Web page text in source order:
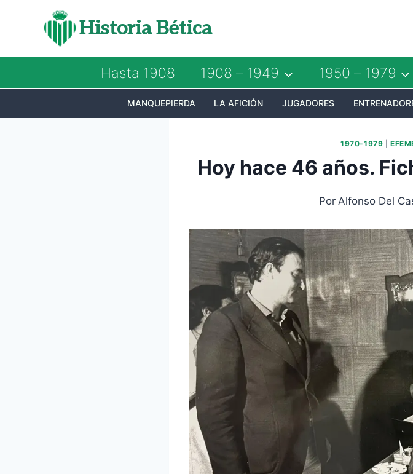
Historia Bética
Hasta 1908 1908 – 1949 1950 – 1979
MANQUEPIERDA LA AFICIÓN JUGADORES
1970-1979 |
Hoy hace 46 años.
Por Alfonso Del